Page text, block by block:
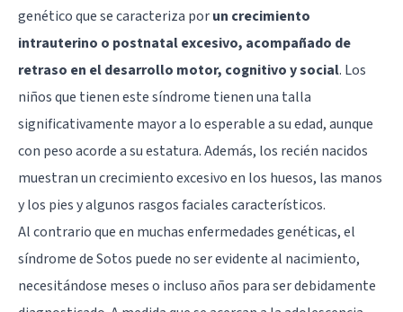
genético que se caracteriza porun crecimiento
intrauterino o postnatal excesivo, acompañado de
retraso en el desarrollo motor, cognitivo y social. Los
niños que tienen este síndrome tienen una talla
significativamente mayor a lo esperable a su edad, aunque
con peso acorde a su estatura. Además, los recién nacidos
muestran un crecimiento excesivo en los huesos, las manos
y los pies y algunos rasgos faciales característicos.
Al contrario que en muchas enfermedades genéticas, el
síndrome de Sotos puede no ser evidente al nacimiento,
necesitándose meses o incluso años para ser debidamente